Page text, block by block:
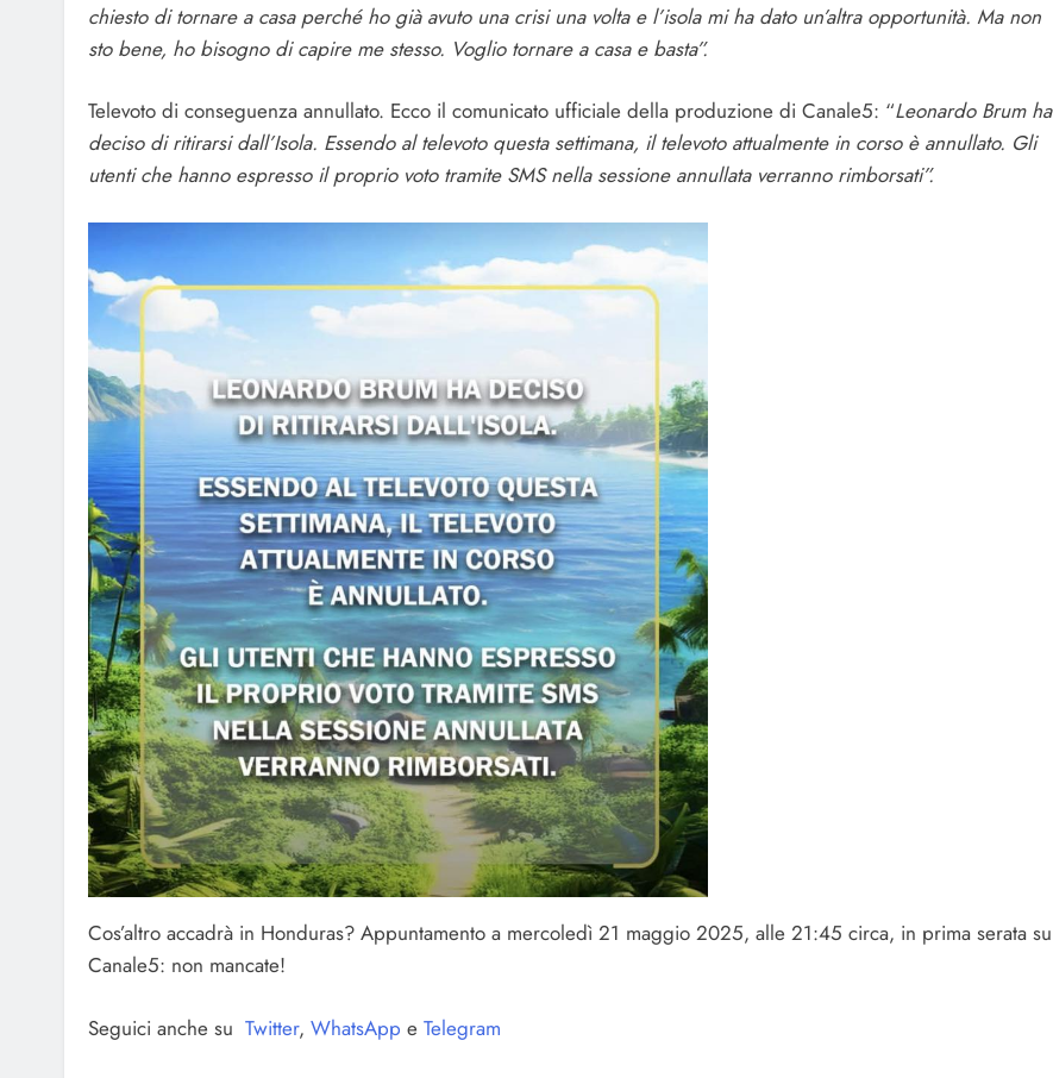
chiesto di tornare a casa perché ho già avuto una crisi una volta e l’isola mi ha dato un’altra opportunità. Ma non
sto bene, ho bisogno di capire me stesso. Voglio tornare a casa e basta”.
Televoto di conseguenza annullato. Ecco il comunicato ufficiale della produzione di Canale5: “Leonardo Brum ha
deciso di ritirarsi dall’Isola. Essendo al televoto questa settimana, il televoto attualmente in corso è annullato. Gli
utenti che hanno espresso il proprio voto tramite SMS nella sessione annullata verranno rimborsati”.
Cos’altro accadrà in Honduras? Appuntamento a mercoledì 21 maggio 2025, alle 21:45 circa, in prima serata su
Canale5: non mancate!
Seguici anche su Twitter, WhatsApp e Telegram